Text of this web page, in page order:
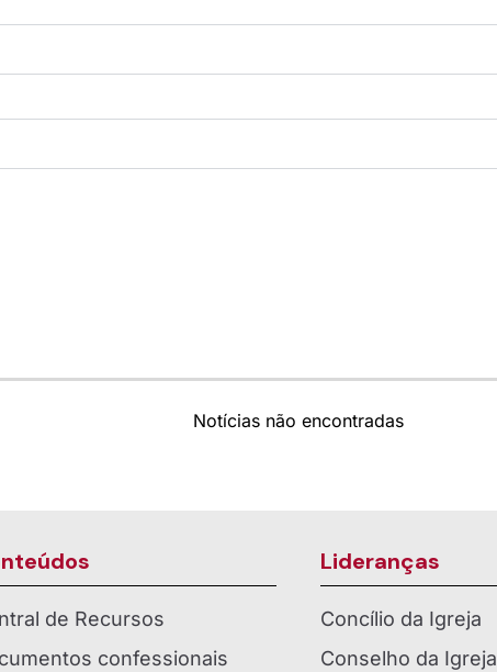
Notícias não encontradas
de Recursos
confessionais
Lideranças
Concílio da Igreja
Conselho da Igreja